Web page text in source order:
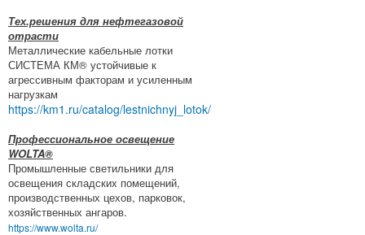
Тех.решения для нефтегазовой
отрасти
Металлические кабельные лотки
СИСТЕМА КМ® устойчивые к
агрессивным факторам и усиленным
нагрузкам
https://km1.ru/catalog/lestnichnyj_lotok/
Профессиональное освещение
WOLTA®
Промышленные светильники для
освещения складских помещений,
производственных цехов, парковок,
хозяйственных ангаров.
https://www.wolta.ru/